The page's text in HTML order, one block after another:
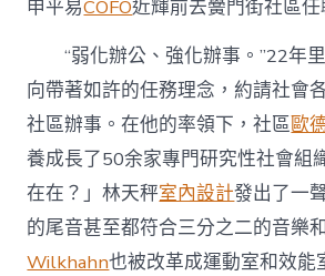
申平易COFO近輝前去黌門街社區任
“弱化辦公、強化辦事。”22年
向帶著如許的任務理念，約請社會
社區辦事。在他的率領下，社區歐
養成長了50余家專門研究性社會組
在在？」林天秤室內設計發出了一
的尾音甚至都符合三分之二的音樂
Wilkhahn也被改革成運動室和效能